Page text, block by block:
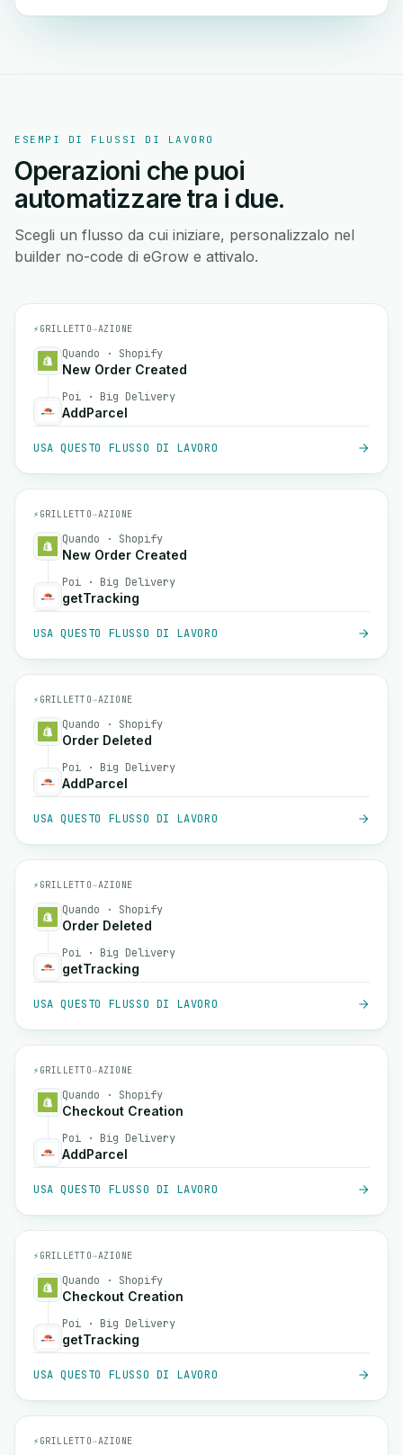
ESEMPI DI FLUSSI DI LAVORO
Operazioni che puoi
automatizzare tra i due.
Scegli un flusso da cui iniziare, personalizzalo nel
builder no-code di eGrow e attivalo.
⚡ GRILLETTO→AZIONE
Quando · Shopify
New Order Created
Poi · Big Delivery
AddParcel
USA QUESTO FLUSSO DI LAVORO
⚡ GRILLETTO→AZIONE
Quando · Shopify
New Order Created
Poi · Big Delivery
getTracking
USA QUESTO FLUSSO DI LAVORO
⚡ GRILLETTO→AZIONE
Quando · Shopify
Order Deleted
Poi · Big Delivery
AddParcel
USA QUESTO FLUSSO DI LAVORO
⚡ GRILLETTO→AZIONE
Quando · Shopify
Order Deleted
Poi · Big Delivery
getTracking
USA QUESTO FLUSSO DI LAVORO
⚡ GRILLETTO→AZIONE
Quando · Shopify
Checkout Creation
Poi · Big Delivery
AddParcel
USA QUESTO FLUSSO DI LAVORO
⚡ GRILLETTO→AZIONE
Quando · Shopify
Checkout Creation
Poi · Big Delivery
getTracking
USA QUESTO FLUSSO DI LAVORO
⚡ GRILLETTO→AZIONE